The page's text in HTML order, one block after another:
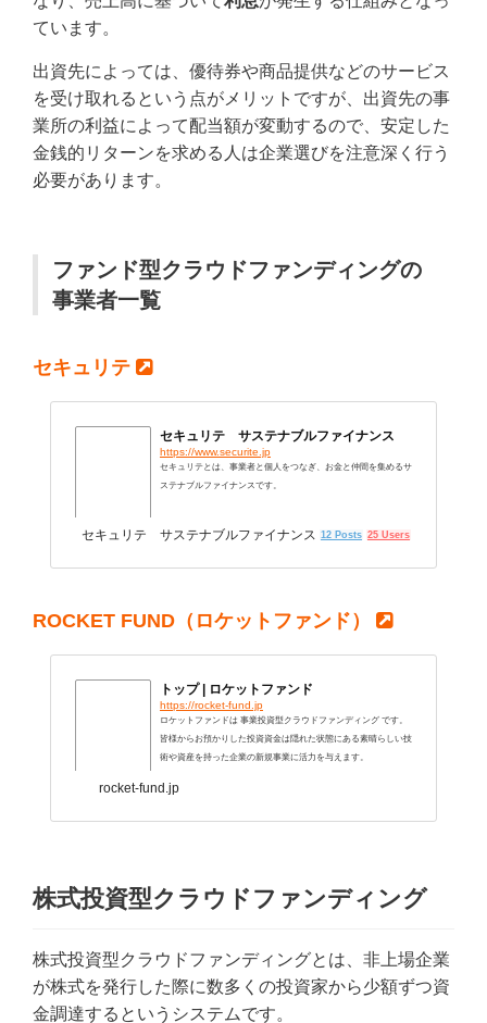
ています。
出資先によっては、優待券や商品提供などのサービス
を受け取れるという点がメリットですが、出資先の事
業所の利益によって配当額が変動するので、安定した
金銭的リターンを求める人は企業選びを注意深く行う
必要があります。
ファンド型クラウドファンディングの
事業者一覧
セキュリテ
セキュリテ サステナブルファイナンス
https://www.securite.jp
セキュリテとは、事業者と個人をつなぎ、お金と仲間を集めるサ
ステナブルファイナンスです。
セキュリテ サステナブルファイナンス 12 Posts 25 Users
ROCKET FUND（ロケットファンド）
トップ | ロケットファンド
https://rocket-fund.jp
ロケットファンドは 事業投資型クラウドファンディング です。
皆様からお預かりした投資資金は隠れた状態にある素晴らしい技
術や資産を持った企業の新規事業に活力を与えます。
rocket-fund.jp
株式投資型クラウドファンディング
株式投資型クラウドファンディングとは、非上場企業
が株式を発行した際に数多くの投資家から少額ずつ資
金調達するというシステムです。